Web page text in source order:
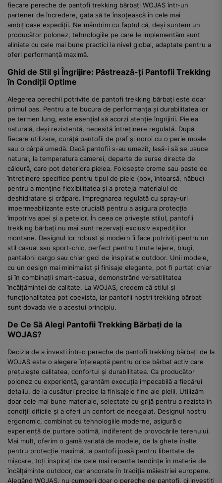
fiecare pereche de pantofi trekking bărbați WOJAS într-un
partener de încredere, gata să te însoțească în cele mai
ambițioase expediții. Ne mândrim cu faptul că, deși suntem un
producător polonez, tehnologiile pe care le implementăm sunt
aliniate cu cele mai bune practici la nivel global, adaptate pentru a
oferi performanță maximă.
Ghid de Stil și Îngrijire: Păstrează-ți Pantofii Trekking
în Condiții Optime
Alegerea perechii potrivite de pantofi trekking bărbați este doar
primul pas. Pentru a te bucura de performanța și durabilitatea lor
pe termen lung, este esențial să acorzi atenție îngrijirii. Pielea
naturală, deși rezistentă, necesită întreținere regulată. După
fiecare utilizare, curăță pantofii de praf și noroi cu o perie moale
sau o cârpă umedă. Dacă pantofii s-au umezit, lasă-i să se usuce
natural, la temperatura camerei, departe de surse directe de
căldură, care pot deteriora pielea. Folosește creme sau paste de
întreținere specifice pentru tipul de piele (box, întoarsă, năbuc)
pentru a menține flexibilitatea și a proteja materialul de
deshidratare și crăpare. Impregnarea regulată cu spray-uri
impermeabilizante este crucială pentru a asigura protecția
împotriva apei și a petelor. În ceea ce privește stilul, pantofii
trekking bărbați nu mai sunt rezervați exclusiv expedițiilor
montane. Designul lor robust și modern îi face potriviți pentru un
stil casual sau sport-chic, perfect pentru ținute lejere, blugi,
pantaloni cargo sau chiar geci de inspirație outdoor. Unii modele,
cu un design mai minimalist și finisaje elegante, pot fi purtați chiar
și în combinații smart-casual, demonstrând versatilitatea
încălțămintei de calitate. La WOJAS, credem că stilul și
funcționalitatea pot coexista, iar pantofii noștri trekking bărbați
sunt dovada vie a acestui principiu.
De Ce Să Alegi Pantofii Trekking Bărbați de la
WOJAS?
Decizia de a investi într-o pereche de pantofi trekking bărbați de la
WOJAS este o alegere înțeleaptă pentru orice bărbat activ care
prețuiește calitatea, confortul și durabilitatea. Ca producător
polonez cu experiență, garantăm execuția impecabilă a fiecărui
detaliu, de la cusături precise la finisajele fine ale pielii. Utilizăm
doar cele mai bune materiale, selectate cu grijă pentru a rezista în
condiții dificile și a oferi un confort de neegalat. Designul nostru
ergonomic, combinat cu tehnologiile moderne, asigură o
experiență de purtare optimă, indiferent de provocările terenului.
Mai mult, oferim o gamă variată de modele, de la ghete înalte
pentru protecție maximă, la pantofi joasă pentru libertate de
mișcare, toți inspirați de cele mai recente tendințe în materie de
încălțăminte outdoor, dar ancorate în tradiția măiestriei europene.
Alegând WOJAS, nu cumperi doar o pereche de pantofi, ci investiți